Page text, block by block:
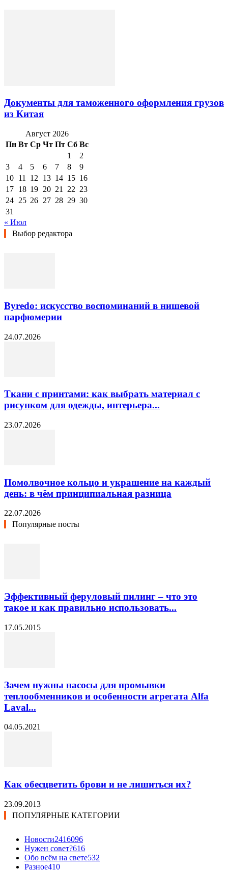
Документы для таможенного оформления грузов
из Китая
Август 2026
Пн Вт Ср Чт Пт Сб Вс
1
2
3
4 5 6 7 8
9
10 11 12 13 14 15 16
17 18 19 20 21 22 23
24 25 26 27 28 29 30
31
« Июл
Выбор редактора
Byredo: искусство воспоминаний в нишевой
парфюмерии
24.07.2026
Ткани с принтами: как выбрать материал с
рисунком для одежды, интерьера...
23.07.2026
Помолвочное кольцо и украшение на каждый
день: в чём принципиальная разница
22.07.2026
Популярные посты
Эффективный феруловый пилинг – что это
такое и как правильно использовать...
17.05.2015
Зачем нужны насосы для промывки
теплообменников и особенности агрегата Alfa
Laval...
04.05.2021
Как обесцветить брови и не лишиться их?
23.09.2013
ПОПУЛЯРНЫЕ КАТЕГОРИИ
Новости2416096
Нужен совет?616
Обо всём на свете532
Разное410